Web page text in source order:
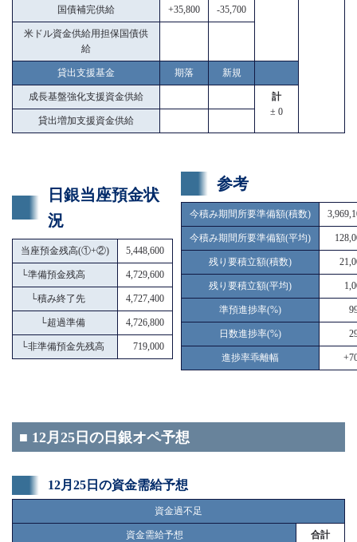
国債補完供給 +35,800 -35,700
米ドル資金供給用担保国債供
給
貸出支援基金 期落 新規
成長基盤強化支援資金供給
計
± 0
貸出増加支援資金供給
日銀当座預金状
況
当座預金残高(①+②) 5,448,600
└準備預金残高 4,729,600
└積み終了先 4,727,400
└超過準備 4,726,800
└非準備預金先残高 719,000
参考
今積み期間所要準備額(積数)
今積み期間所要準備額(平均)
残り要積立額(積数)
残り要積立額(平均)
準預進捗率(%)
日数進捗率(%)
進捗率乖離幅
■ 12月25日の日銀オペ予想
12月25日の資金需給予想
資金過不足
資金需給予想
合計